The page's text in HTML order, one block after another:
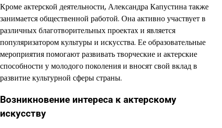
Кроме актерской деятельности, Александра Капустина также
занимается общественной работой. Она активно участвует в
различных благотворительных проектах и является
популяризатором культуры и искусства. Ее образовательные
мероприятия помогают развивать творческие и актерские
способности у молодого поколения и вносят свой вклад в
развитие культурной сферы страны.
Возникновение интереса к актерскому
искусству